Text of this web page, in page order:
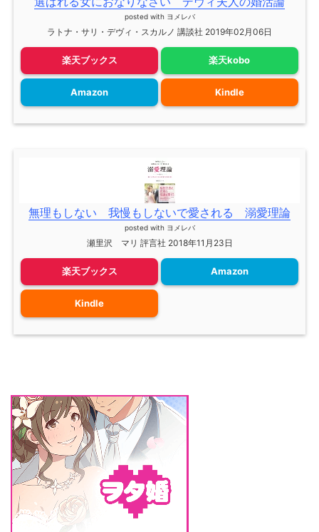
posted with ヨメレバ
ラトナ・サリ・デヴィ・スカルノ 講談社 2019年02月06日
楽天ブックス 楽天kobo
Amazon Kindle
無理もしない 我慢もしないで愛される 溺愛理論
posted with ヨメレバ
瀬里沢 マリ 評言社 2018年11月23日
楽天ブックス Amazon
Kindle